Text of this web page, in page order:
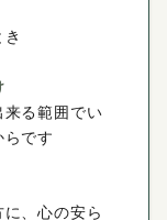
る範囲でい
です
、心の安ら